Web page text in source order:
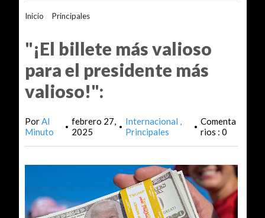
Inicio Principales>
"¡El billete más valioso
para el presidente más
valioso!":
PorAl
Minuto
• febrero 27,
2025
• Internacional
Principales
• Comenta
rios : 0